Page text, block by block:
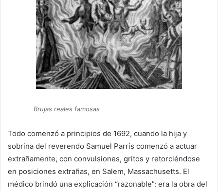
Brujas reales famosas
Todo comenzó a principios de 1692, cuando la hija y
sobrina del reverendo Samuel Parris comenzó a actuar
extrañamente, con convulsiones, gritos y retorciéndose
en posiciones extrañas, en Salem, Massachusetts. El
médico brindó una explicación “razonable”: era la obra del